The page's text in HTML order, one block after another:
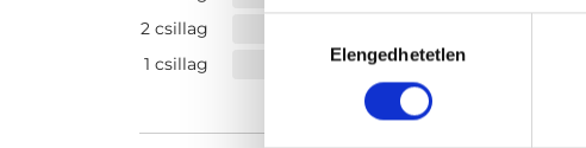
kiválasztásaElengedhetetlen
2 csillag
1 csillag